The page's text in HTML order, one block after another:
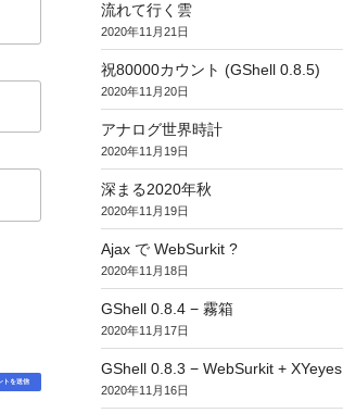
流れて行く雲
2020年11月21日
祝80000カウント (GShell 0.8.5)
2020年11月20日
アナログ世界時計
2020年11月19日
深まる2020年秋
2020年11月19日
Ajax で WebSurkit ?
2020年11月18日
GShell 0.8.4 − 霧箱
2020年11月17日
GShell 0.8.3 − WebSurkit + XYeyes
2020年11月16日